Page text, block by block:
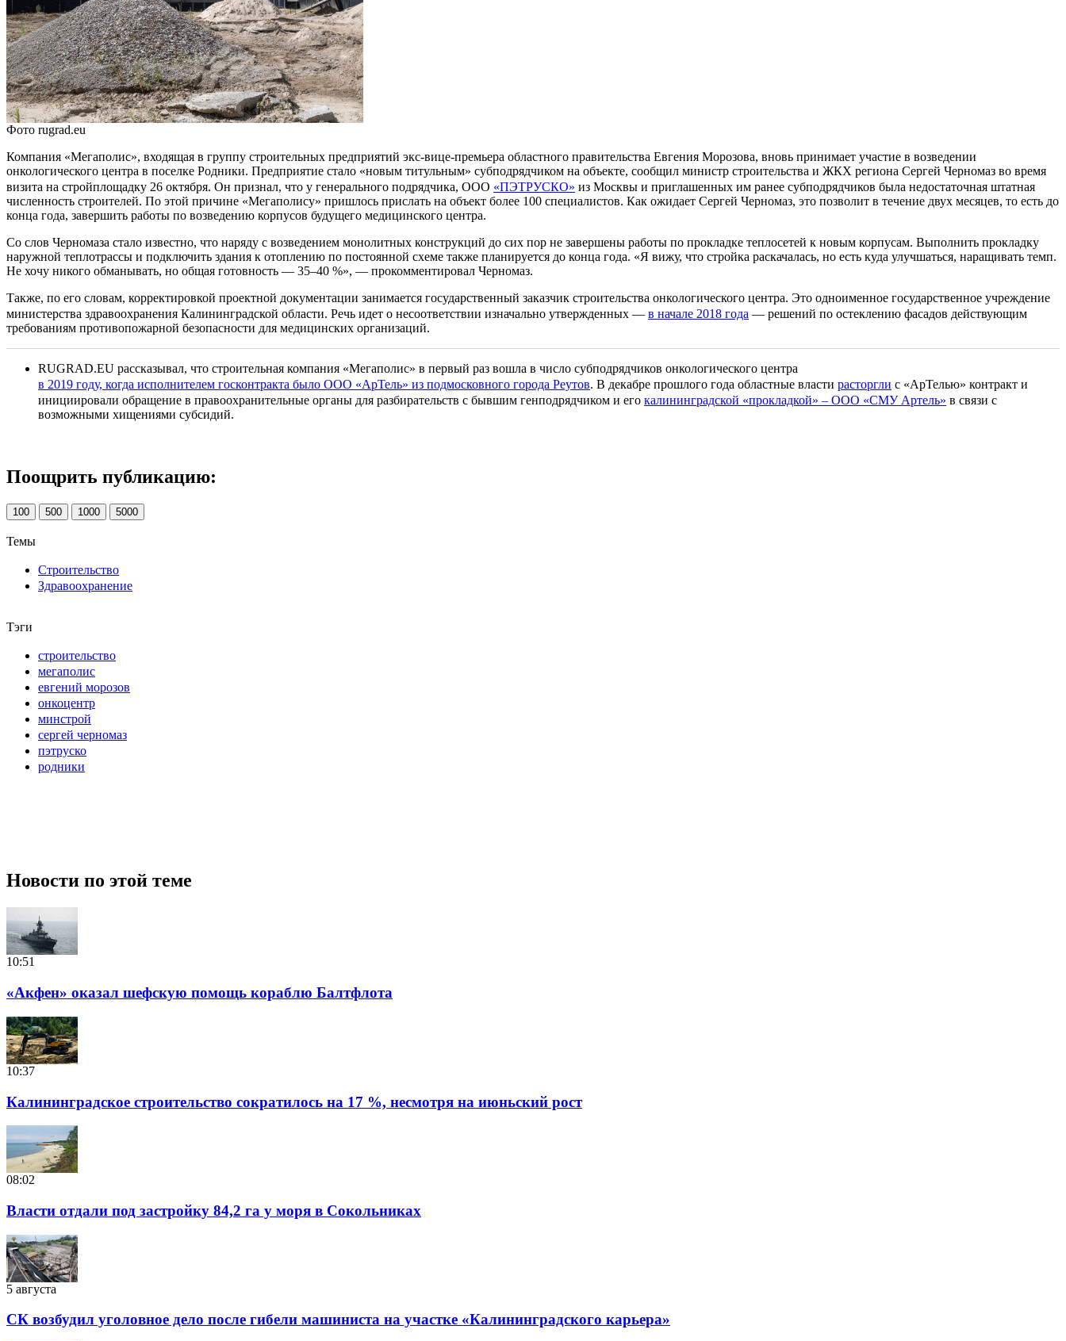
Фото rugrad.eu
Компания «Мегаполис», входящая в группу строительных предприятий экс-вице-премьера областного правительства Евгения Морозова, вновь принимает участие в возведении
онкологического центра в поселке Родники. Предприятие стало «новым титульным» субподрядчиком на объекте, сообщил министр строительства и ЖКХ региона Сергей Черномаз во время
визита на стройплощадку 26 октября. Он признал, что у генерального подрядчика, ООО «ПЭТРУСКО» из Москвы и приглашенных им ранее субподрядчиков была недостаточная штатная
численность строителей. По этой причине «Мегаполису» пришлось прислать на объект более 100 специалистов. Как ожидает Сергей Черномаз, это позволит в течение двух месяцев, то есть до
конца года, завершить работы по возведению корпусов будущего медицинского центра.
Со слов Черномаза стало известно, что наряду с возведением монолитных конструкций до сих пор не завершены работы по прокладке теплосетей к новым корпусам. Выполнить прокладку
наружной теплотрассы и подключить здания к отоплению по постоянной схеме также планируется до конца года. «Я вижу, что стройка раскачалась, но есть куда улучшаться, наращивать темп.
Не хочу никого обманывать, но общая готовность — 35–40 %», — прокомментировал Черномаз.
Также, по его словам, корректировкой проектной документации занимается государственный заказчик строительства онкологического центра. Это одноименное государственное учреждение
министерства здравоохранения Калининградской области. Речь идет о несоответствии изначально утвержденных — в начале 2018 года — решений по остеклению фасадов действующим
требованиям противопожарной безопасности для медицинских организаций.
RUGRAD.EU рассказывал, что строительная компания «Мегаполис» в первый раз вошла в число субподрядчиков онкологического центра
в 2019 году, когда исполнителем госконтракта было ООО «АрТель» из подмосковного города Реутов. В декабре прошлого года областные власти расторгли с «АрТелью» контракт и
инициировали обращение в правоохранительные органы для разбирательств с бывшим генподрядчиком и его калининградской «прокладкой» – ООО «СМУ Артель» в связи с
возможными хищениями субсидий.
Поощрить публикацию:
100 500 1000 5000
Темы
Строительство
Здравоохранение
Тэги
строительство
мегаполис
евгений морозов
онкоцентр
минстрой
сергей черномаз
пэтруско
родники
Новости по этой теме
10:51
«Акфен» оказал шефскую помощь кораблю Балтфлота
10:37
Калининградское строительство сократилось на 17 %, несмотря на июньский рост
08:02
Власти отдали под застройку 84,2 га у моря в Сокольниках
5 августа
СК возбудил уголовное дело после гибели машиниста на участке «Калининградского карьера»